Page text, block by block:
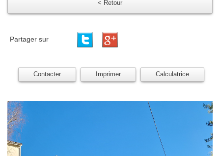
< Retour
Partager sur
Contacter Imprimer Calculatrice